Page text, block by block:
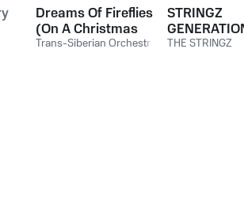
Dreams Of Fireflies
(On A Christmas
Night)
Trans-Siberian Orchestra
STRINGZ
THE STRINGZ